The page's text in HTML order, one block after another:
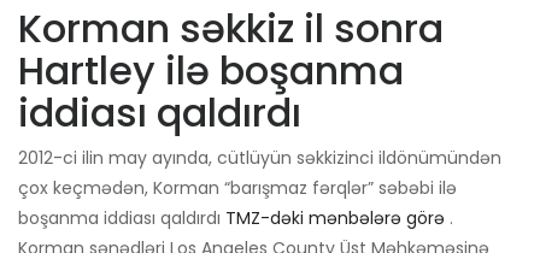
Korman səkkiz il sonra
Hartley ilə boşanma
iddiası qaldırdı
2012-ci ilin may ayında, cütlüyün səkkizinci ildönümündən
çox keçmədən, Korman “barışmaz fərqlər” səbəbi ilə
boşanma iddiası qaldırdı TMZ-dəki mənbələrə görə .